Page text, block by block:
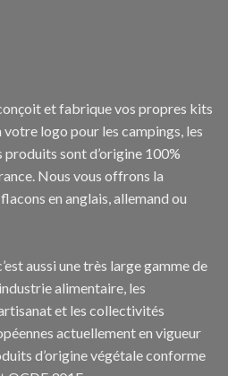
et fabrique vos propres kits
votre logo pour les campings , les
sont d’origine 100%
Nous vous offrons la
en anglais, allemand ou
aussi une très large gamme de
alimentaire, les
et les collectivités
actuellement en vigueur
d’origine végétale conforme